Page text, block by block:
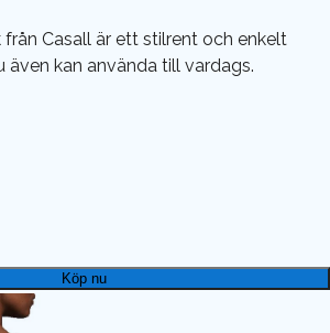
från Casall är ett stilrent och enkelt
även kan använda till vardags.
Köp nu